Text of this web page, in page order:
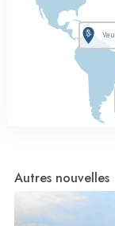
Autres nouvelles